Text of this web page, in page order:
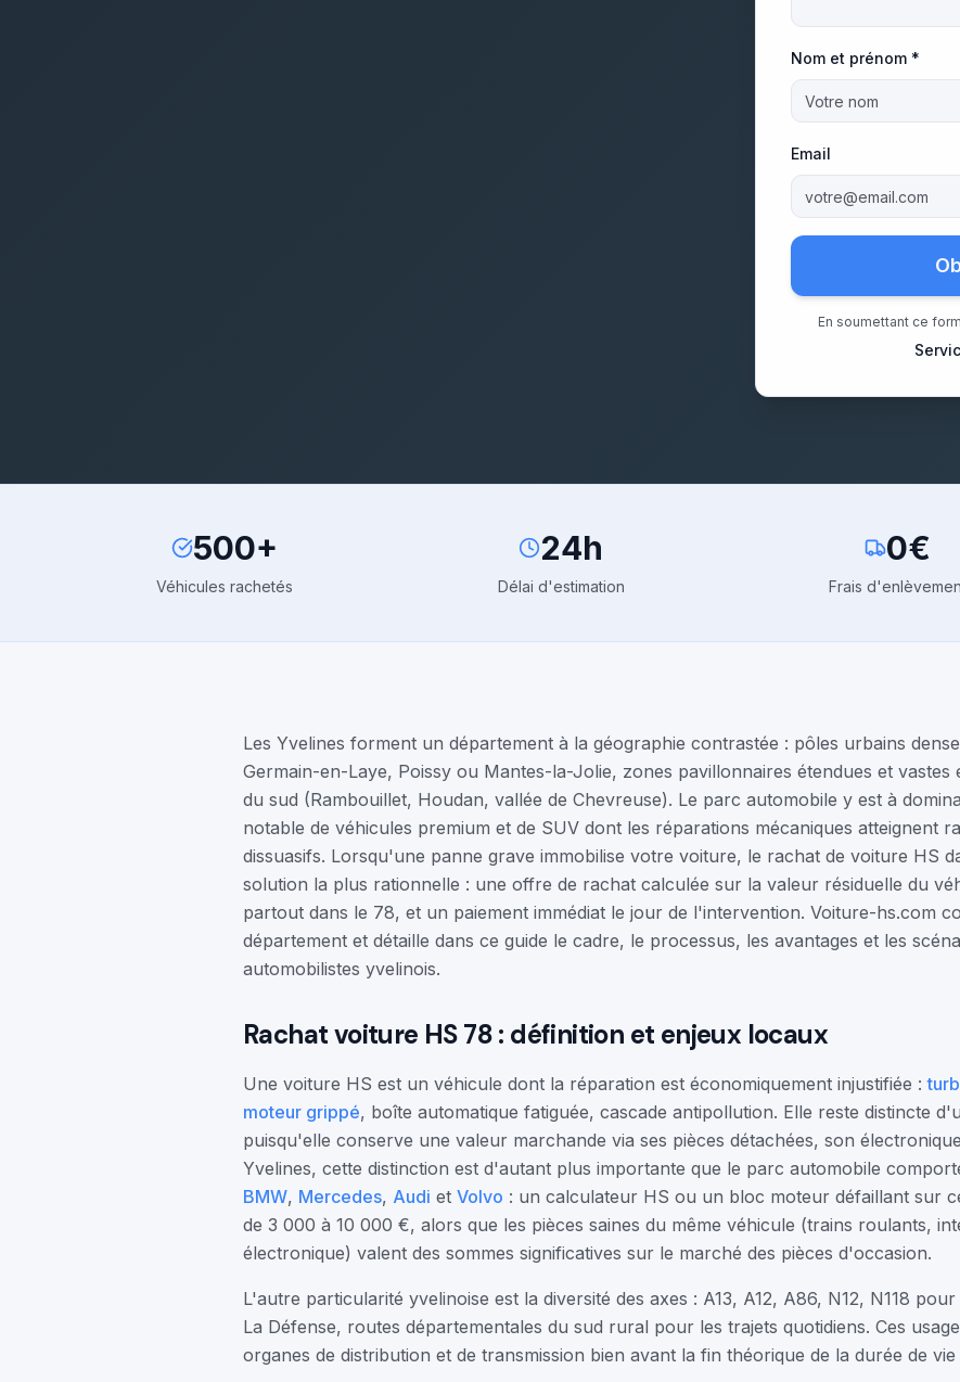
Nom et prénom *
Email
En soumettant ce
500+
Véhicules rachetés
24h
Délai d'estimation
0€
Frais
Les Yvelines forment un département à la géographie contrastée : pôles urbains
Germain-en-Laye, Poissy ou Mantes-la-Jolie, zones pavillonnaires étendues et vastes
du sud (Rambouillet, Houdan, vallée de Chevreuse). Le parc automobile y est à
notable de véhicules premium et de SUV dont les réparations mécaniques atteignent
dissuasifs. Lorsqu'une panne grave immobilise votre voiture, le rachat de voiture HS
solution la plus rationnelle : une offre de rachat calculée sur la valeur résiduelle du
partout dans le 78, et un paiement immédiat le jour de l'intervention. Voiture-hs.com
département et détaille dans ce guide le cadre, le processus, les avantages et les
automobilistes yvelinois.
Rachat voiture HS 78 : définition et enjeux locaux
Une voiture HS est un véhicule dont la réparation est économiquement injustifiée :
moteur grippé, boîte automatique fatiguée, cascade antipollution. Elle reste distincte
puisqu'elle conserve une valeur marchande via ses pièces détachées, son
Yvelines, cette distinction est d'autant plus importante que le parc automobile
BMW, Mercedes, Audi et Volvo : un calculateur HS ou un bloc moteur défaillant sur
de 3 000 à 10 000 €, alors que les pièces saines du même véhicule (trains roulants,
électronique) valent des sommes significatives sur le marché des pièces d'occasion.
L'autre particularité yvelinoise est la diversité des axes : A13, A12, A86, N12, N118
La Défense, routes départementales du sud rural pour les trajets quotidiens. Ces
organes de distribution et de transmission bien avant la fin théorique de la durée de vie